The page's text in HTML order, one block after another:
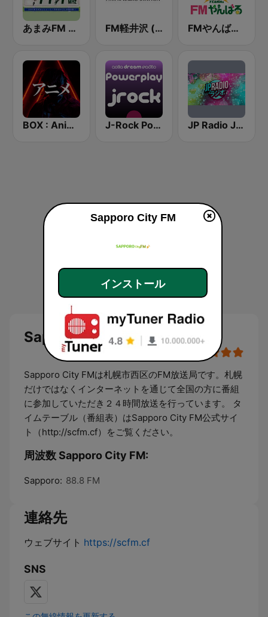
あまみFM ディ! (Amami FM) FM軽井沢 (FM KARUIZAWA) FMやんばる (FM Yanbaru)
BOX : Anime Radio -アニメラジオ J-Rock Powerplay JP Radio JPOP
Sapporo City FM
Sapporo City FMは札幌市西区のFM放送局です。札幌
だけではなくインターネットを通じて全国の方に番組
に参加していただき２４時間放送を行っています。 タ
イムテーブル（番組表）はSapporo City FM公式サイ
ト（http://scfm.cf）をご覧ください。
周波数 Sapporo City FM:
Sapporo: 88.8 FM
連絡先
ウェブサイト https://scfm.cf
SNS
Sapporo City FM
インストール